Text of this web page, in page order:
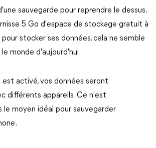
sauvegarde pour reprendre le dessus.
5 Go d'espace de stockage gratuit à
stocker ses données, cela ne semble
monde d'aujourd'hui.
est activé, vos données seront
différents appareils. Ce n'est
le moyen idéal pour sauvegarder